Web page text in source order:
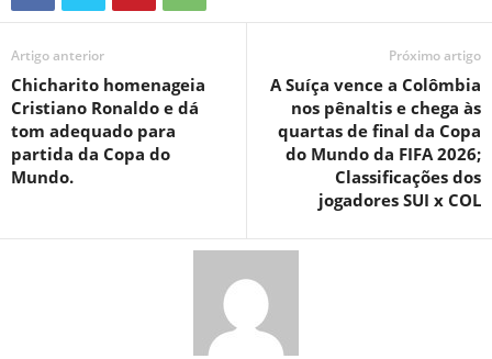
Artigo anterior
Chicharito homenageia
Cristiano Ronaldo e dá
tom adequado para
partida da Copa do
Mundo.
Próximo artigo
A Suíça vence a Colômbia
nos pênaltis e chega às
quartas de final da Copa
do Mundo da FIFA 2026;
Classificações dos
jogadores SUI x COL